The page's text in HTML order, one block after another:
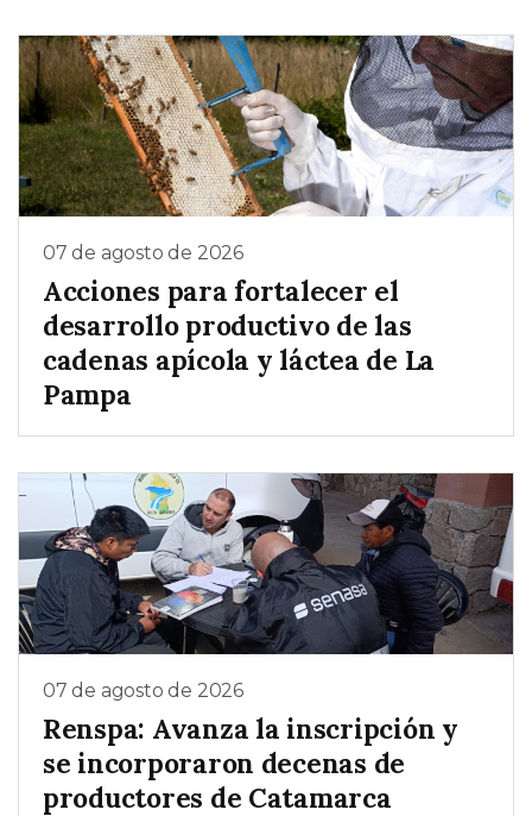
07 de agosto de 2026
Acciones para fortalecer el
desarrollo productivo de las
cadenas apícola y láctea de La
Pampa
07 de agosto de 2026
Renspa: Avanza la inscripción y
se incorporaron decenas de
productores de Catamarca